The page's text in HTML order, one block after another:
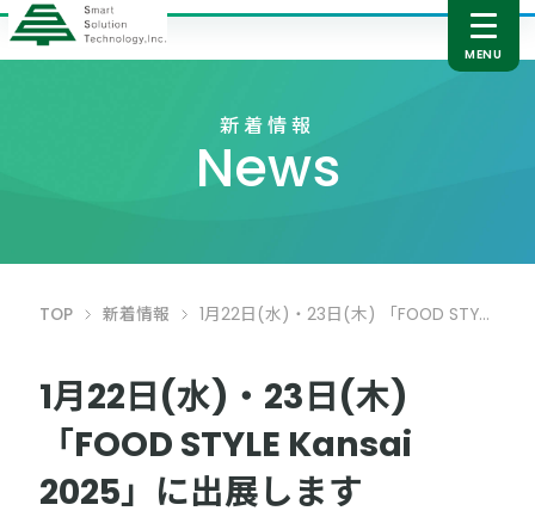
新着情報
News
TOP 新着情報 1月22日(水)・23日(木) 「FOOD STYLE Kansai 2025」に出展します
1月22日(水)・23日(木)
「FOOD STYLE Kansai
2025」に出展します